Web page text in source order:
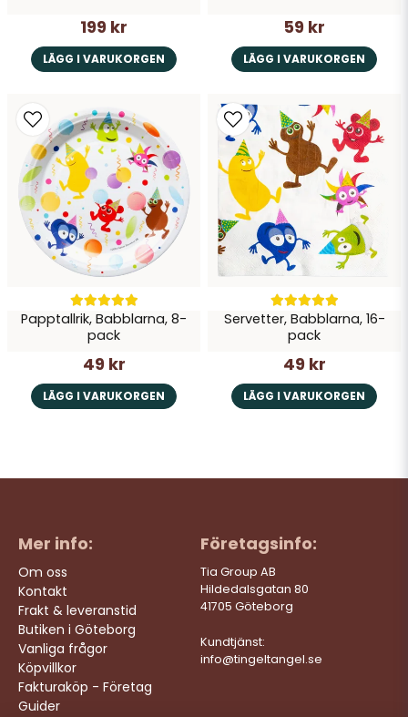
199 kr
LÄGG I VARUKORGEN
59 kr
LÄGG I VARUKORGEN
Papptallrik, Babblarna, 8-
pack
49 kr
LÄGG I VARUKORGEN
Servetter, Babblarna, 16-
pack
49 kr
LÄGG I VARUKORGEN
Mer info:
Om oss
Kontakt
Frakt & leveranstid
Butiken i Göteborg
Vanliga frågor
Köpvillkor
Fakturaköp - Företag
Guider
Företagsinfo:
Tia Group AB
Hildedalsgatan 80
41705 Göteborg
Kundtjänst:
info@tingeltangel.se